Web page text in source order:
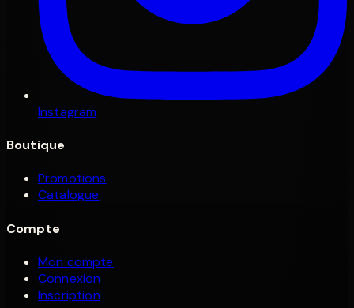
Instagram
Boutique
Promotions
Catalogue
Compte
Mon compte
Connexion
Inscription